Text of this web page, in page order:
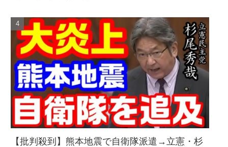
【批判殺到】熊本地震で自衛隊派遣→立憲・杉